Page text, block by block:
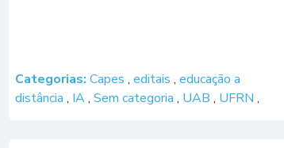
Categorias: Capes , editais , educação a
distância , IA, Sem categoria , UAB , UFRN ,